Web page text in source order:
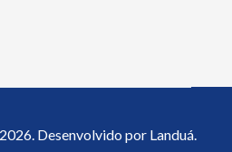
Desenvolvido por Landuá.